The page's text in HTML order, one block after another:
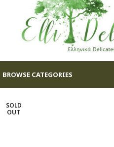
BROWSE CATEGORIES
SOLD
OUT